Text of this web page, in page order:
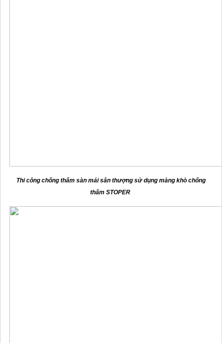
Thi công chống thấm sàn mái sân thượng sử dụng màng khò chống
thấm STOPER